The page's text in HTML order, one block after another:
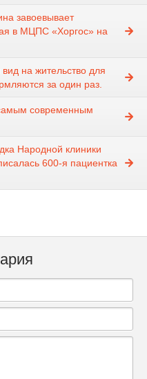
завоевывает
в МЦПС «Хоргос» на
на жительство для
за один раз.
современным
Народной клиники
600-я пациентка